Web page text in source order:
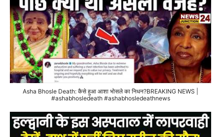
Asha Bhosle Death: कैसे हुआ आशा भोसले का निधन?BREAKING NEWS |
#ashabhosledeath #ashabhosledeathnews